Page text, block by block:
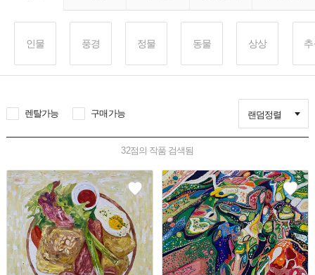
인물 풍경 정물 동물 상상
렌탈가능 구매가능 랜덤정렬
32점의 작품 검색됨